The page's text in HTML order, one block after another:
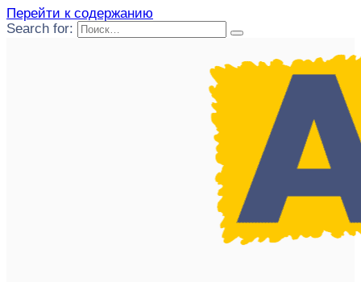
Перейти к содержанию
Search for: